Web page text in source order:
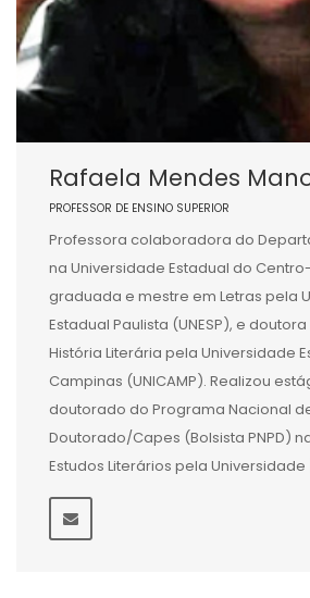
Rafaela Mendes
PROFESSOR DE ENSINO SUPERIOR
Professora colaboradora do
na Universidade Estadual do
graduada e mestre em Letras pela
Estadual Paulista (UNESP), e
História Literária pela Universidade
Campinas (UNICAMP). Realizou
doutorado do Programa Nacional
Doutorado/Capes (Bolsista PNPD)
Estudos Literários pela